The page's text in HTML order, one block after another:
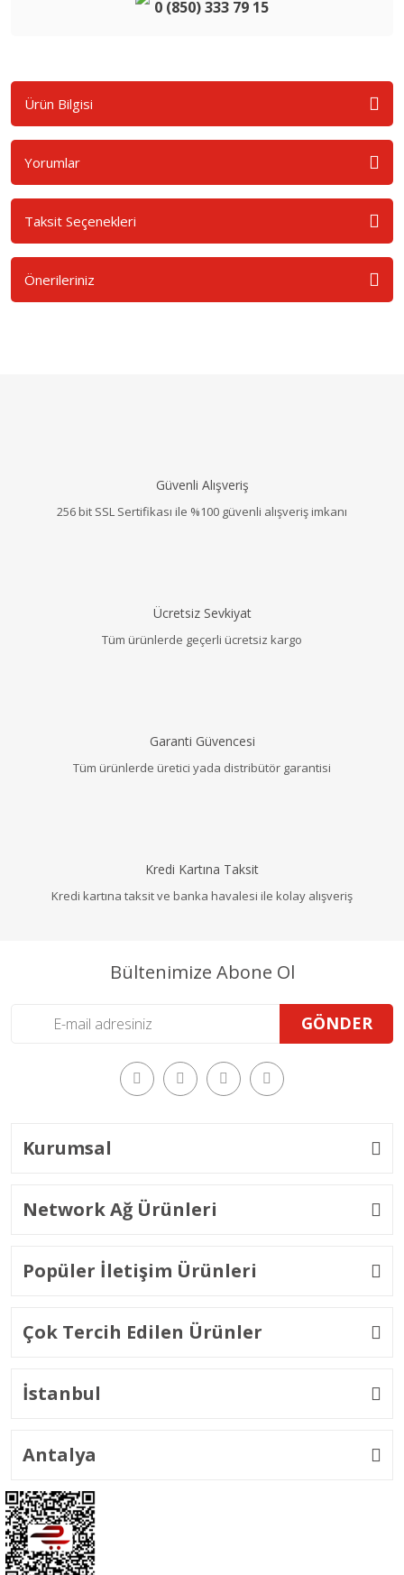
0 (850) 333 79 15
Ürün Bilgisi
Yorumlar
Taksit Seçenekleri
Önerileriniz
Güvenli Alışveriş
256 bit SSL Sertifikası ile %100 güvenli alışveriş imkanı
Ücretsiz Sevkiyat
Tüm ürünlerde geçerli ücretsiz kargo
Garanti Güvencesi
Tüm ürünlerde üretici yada distribütör garantisi
Kredi Kartına Taksit
Kredi kartına taksit ve banka havalesi ile kolay alışveriş
Bültenimize Abone Ol
GÖNDER
Kurumsal
Network Ağ Ürünleri
Popüler İletişim Ürünleri
Çok Tercih Edilen Ürünler
İstanbul
Antalya